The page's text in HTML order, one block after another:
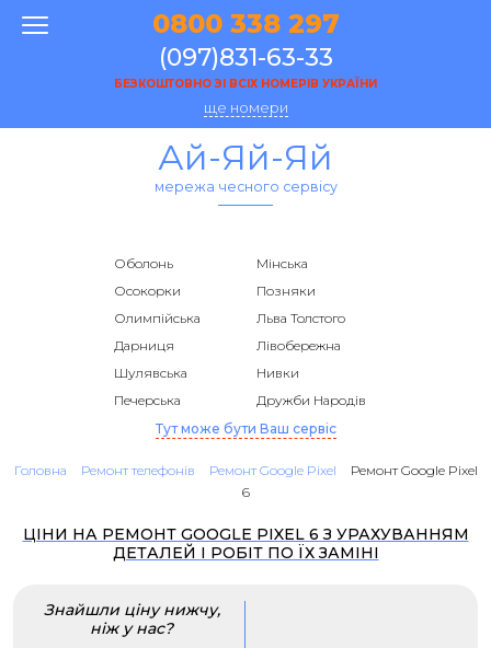
0800 338 297
(097)831-63-33
БЕЗКОШТОВНО ЗІ ВСІХ НОМЕРІВ УКРАЇНИ
ще номери
Ай-Яй-Яй
мережа чесного сервісу
Оболонь
Мінська
Осокорки
Позняки
Олимпійська
Льва Толстого
Дарниця
Лівобережна
Шулявська
Нивки
Печерська
Дружби Народів
Тут може бути Ваш сервіс
Головна Ремонт телефонів Ремонт Google Pixel
Ремонт Google Pixel
6
ЦІНИ НА РЕМОНТ GOOGLE PIXEL 6 З УРАХУВАННЯМ
ДЕТАЛЕЙ І РОБІТ ПО ЇХ ЗАМІНІ
Знайшли ціну нижчу,
ніж у нас?